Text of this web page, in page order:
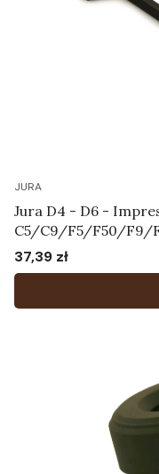
JURA
Jura D4 - D6 -
C5/C9/F5/F50/F9/
wodę Art.61830
Cena
37,39 zł